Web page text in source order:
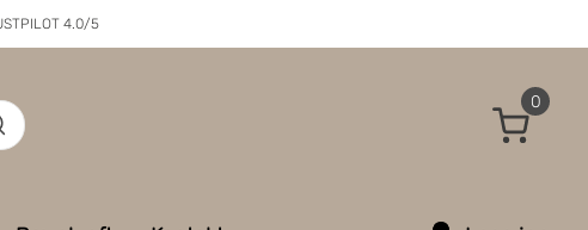
4.0/5
0